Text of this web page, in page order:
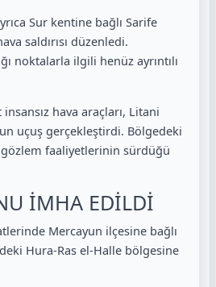
Sur kentine bağlı Sarife
saldırısı düzenledi.
noktalarla ilgili henüz ayrıntılı
hava araçları, Litani
uçuş gerçekleştirdi. Bölgedeki
faaliyetlerinin sürdüğü
İMHA EDİLDİ
Mercayun ilçesine bağlı
Hura-Ras el-Halle bölgesine